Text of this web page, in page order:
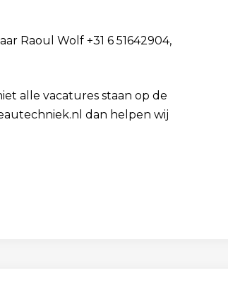
Raoul Wolf +31 6 51642904,
alle vacatures staan op de
dan helpen wij